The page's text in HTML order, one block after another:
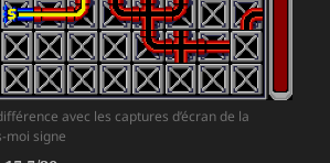
avec les captures d’écran de la
moi signe